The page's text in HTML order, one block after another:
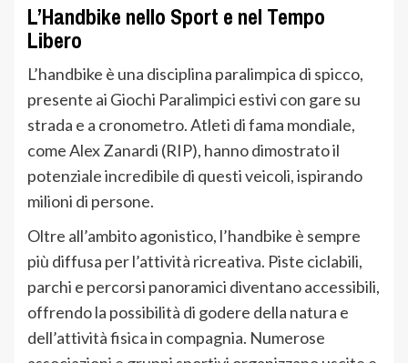
L’Handbike nello Sport e nel Tempo
Libero
L’handbike è una disciplina paralimpica di spicco,
presente ai Giochi Paralimpici estivi con gare su
strada e a cronometro. Atleti di fama mondiale,
come Alex Zanardi (RIP), hanno dimostrato il
potenziale incredibile di questi veicoli, ispirando
milioni di persone.
Oltre all’ambito agonistico, l’handbike è sempre
più diffusa per l’attività ricreativa. Piste ciclabili,
parchi e percorsi panoramici diventano accessibili,
offrendo la possibilità di godere della natura e
dell’attività fisica in compagnia. Numerose